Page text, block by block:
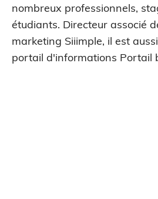
nombreux professionnels,
étudiants. Directeur associé
marketing Siiimple, il est
portail d'informations Portail